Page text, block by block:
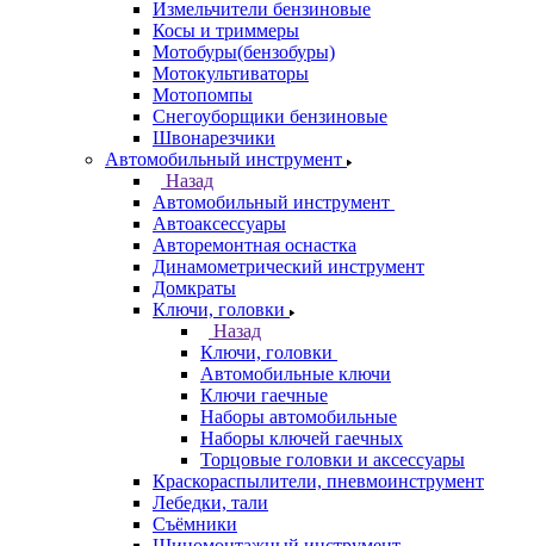
Измельчители бензиновые
Косы и триммеры
Мотобуры(бензобуры)
Мотокультиваторы
Мотопомпы
Снегоуборщики бензиновые
Швонарезчики
Автомобильный инструмент
Назад
Автомобильный инструмент
Автоаксессуары
Авторемонтная оснастка
Динамометрический инструмент
Домкраты
Ключи, головки
Назад
Ключи, головки
Автомобильные ключи
Ключи гаечные
Наборы автомобильные
Наборы ключей гаечных
Торцовые головки и аксессуары
Краскораспылители, пневмоинструмент
Лебедки, тали
Съёмники